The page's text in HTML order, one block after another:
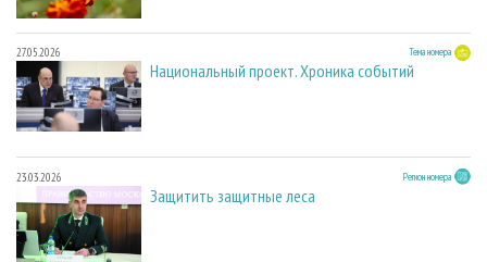
27.05.2026 Тема номера
Национальный проект. Хроника событий
23.03.2026 Регион номера
Защитить защитные леса